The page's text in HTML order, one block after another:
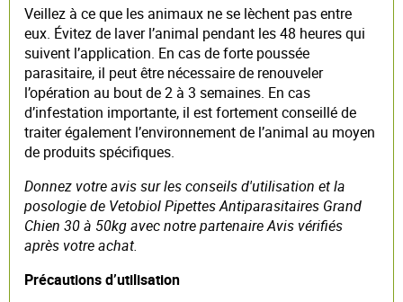
Veillez à ce que les animaux ne se lèchent pas entre
eux. Évitez de laver l’animal pendant les 48 heures qui
suivent l’application. En cas de forte poussée
parasitaire, il peut être nécessaire de renouveler
l’opération au bout de 2 à 3 semaines. En cas
d’infestation importante, il est fortement conseillé de
traiter également l’environnement de l’animal au moyen
de produits spécifiques.
Donnez votre avis sur les conseils d'utilisation et la
posologie de Vetobiol Pipettes Antiparasitaires Grand
Chien 30 à 50kg avec notre partenaire Avis vérifiés
après votre achat.
Précautions d’utilisation